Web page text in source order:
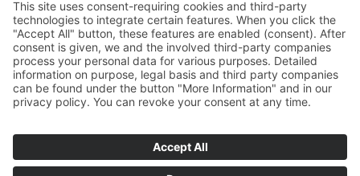
kamin renovieren wintergarten
wärme
förderung
outdoor garten wellness
heizung
keller
fliesen rund ums haus zaun
dach
fußboden
immobilien fenster
beratung